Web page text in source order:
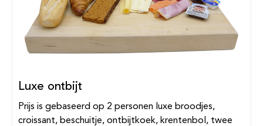
Luxe ontbijt
Prijs is gebaseerd op 2 personen luxe broodjes,
croissant, beschuitje, ontbijtkoek, krentenbol, twee